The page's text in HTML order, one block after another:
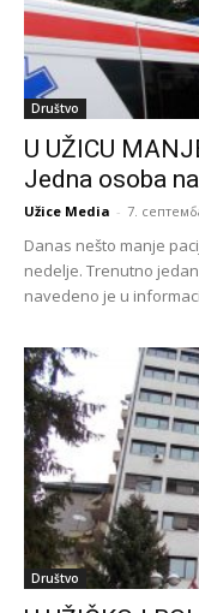
Društvo
U UŽICU
Jedna osoba
Užice Media - 7.
Danas nešto manje
nedelje. Trenutno
navedeno je u
Društvo